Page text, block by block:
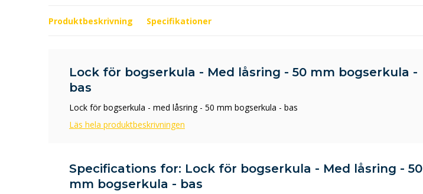
Produktbeskrivning Specifikationer
Lock för bogserkula - Med låsring - 50 mm bogserkula -
bas
Lock för bogserkula - med låsring - 50 mm bogserkula - bas
Läs hela produktbeskrivningen
Specifications for: Lock för bogserkula - Med låsring - 50
mm bogserkula - bas